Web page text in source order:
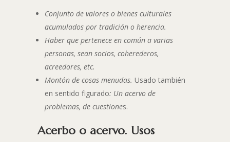
Conjunto de valores o bienes culturales
acumulados por tradición o herencia.
Haber que pertenece en común a varias
personas, sean socios, coherederos,
acreedores, etc.
Montón de cosas menudas. Usado también
en sentido figurado: Un acervo de
problemas, de cuestiones.
Acerbo o acervo. Usos